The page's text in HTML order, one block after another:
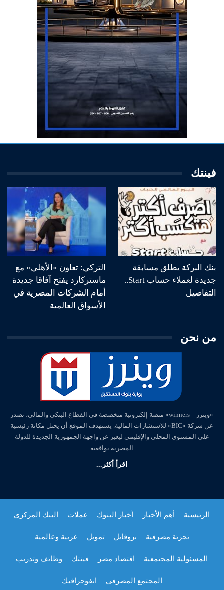
فينتك
بنك البركة يطلق مسابقة
جديدة لعملاء حساب Start..
التفاصيل
التركي: تعاون «الأهلي» مع
ماستركارد يفتح آفاقا جديدة
أمام الشركات المصرية في
الأسواق العالمية
من نحن
«وينرز – winners» منصة إلكترونية متخصصة في القطاع البنكي والمالي، تصدر
عن شركة «BIC» للاستشارات المالية. يستهدف الموقع أن يحتل مكانة رئيسية
على المستوي المحلي والإقليمي ليعبر عن واجهة الجمهورية الجديدة للدولة
المصرية بواقعية
اقرأ أكثر...
الرئيسية أهم الأخبار أخبار البنوك عملات البنك المركزي
تجزئة مصرفية بروفايل تمويل عربية وعالمية
المسئولية المجتمعية اقتصاد مصر فينتك وظائف وتدريب
المجتمع المصرفي انفوجرافيك